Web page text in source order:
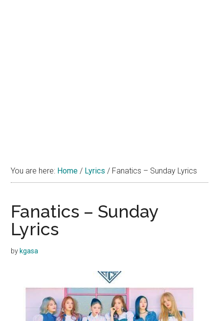
You are here: Home / Lyrics / Fanatics – Sunday Lyrics
Fanatics – Sunday
Lyrics
by kgasa